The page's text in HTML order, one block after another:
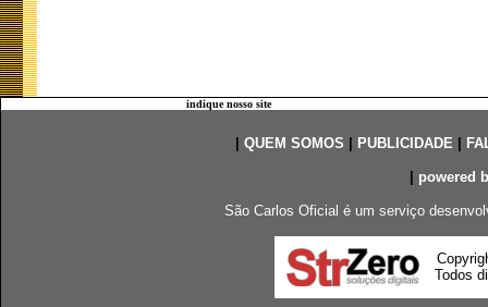
indique nosso site
QUEM SOMOS PUBLICIDADE|
powered
São Carlos Oficial é um serviço
Todos